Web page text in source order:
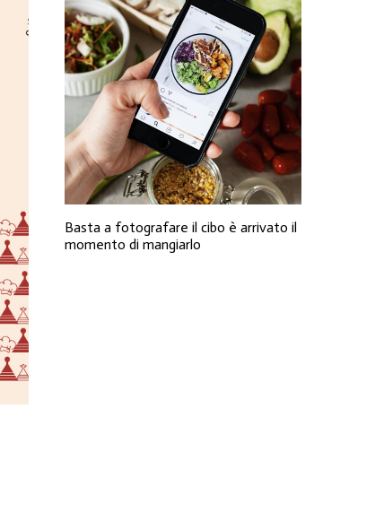
Basta a fotografare il cibo è arrivato il
momento di mangiarlo